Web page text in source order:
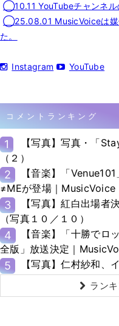
◯10.11 YouTubeチャンネル
◯25.08.01 MusicVoiceは媒
た。
Instagram YouTube
コメントランキング
1
【写真】写真・「
（２）
2
【音楽】「
≠MEが登場｜MusicVoice
3
【写真】紅白出場者
（写真１０／１０）
4
【音楽】「十勝でロ
全版」放送決定｜
5 【写真】仁村紗和、
ラン